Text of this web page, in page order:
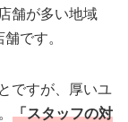
舗が多い地域
です。
ですが、厚いユ
「スタッフの対